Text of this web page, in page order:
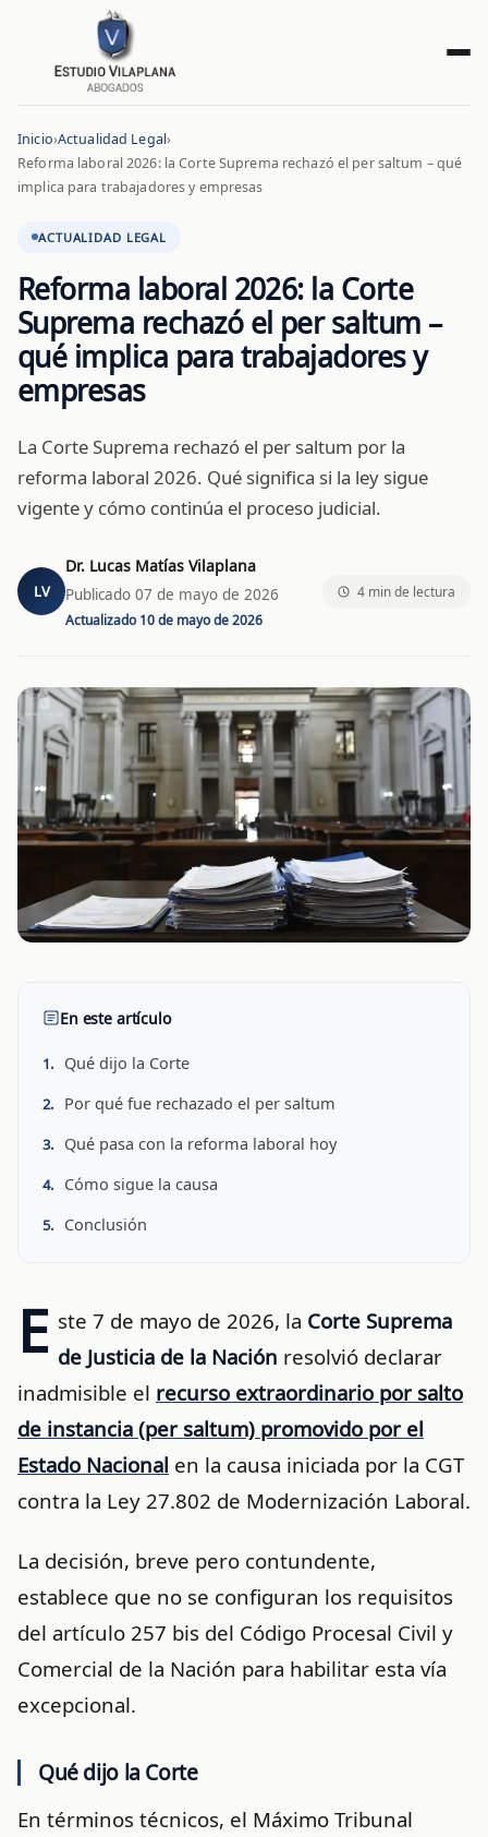
Inicio›Actualidad Legal›
Reforma laboral 2026: la Corte Suprema rechazó el per saltum – qué
implica para trabajadores y empresas
ACTUALIDAD LEGAL
Reforma laboral 2026: la Corte
Suprema rechazó el per saltum –
qué implica para trabajadores y
empresas
La Corte Suprema rechazó el per saltum por la
reforma laboral 2026. Qué significa si la ley sigue
vigente y cómo continúa el proceso judicial.
LV
Dr. Lucas Matías Vilaplana
Publicado 07 de mayo de 2026
Actualizado 10 de mayo de 2026
4 min de lectura
En este artículo
Qué dijo la Corte
Por qué fue rechazado el per saltum
Qué pasa con la reforma laboral hoy
Cómo sigue la causa
Conclusión
E ste 7 de mayo de 2026, la Corte Suprema
de Justicia de la Nación resolvió declarar
inadmisible el recurso extraordinario por salto
de instancia (per saltum) promovido por el
Estado Nacional en la causa iniciada por la CGT
contra la Ley 27.802 de Modernización Laboral.
La decisión, breve pero contundente,
establece que no se configuran los requisitos
del artículo 257 bis del Código Procesal Civil y
Comercial de la Nación para habilitar esta vía
excepcional.
Qué dijo la Corte
En términos técnicos, el Máximo Tribunal